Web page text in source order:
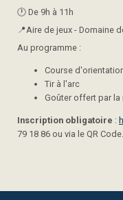
🕐​ De 9h à 11h
📍Aire de jeux - Domaine
Au programme :
Course
Tir à l'arc
Goûter offert par la
Inscription obligatoire :
79 18 86 ou via le QR Code.